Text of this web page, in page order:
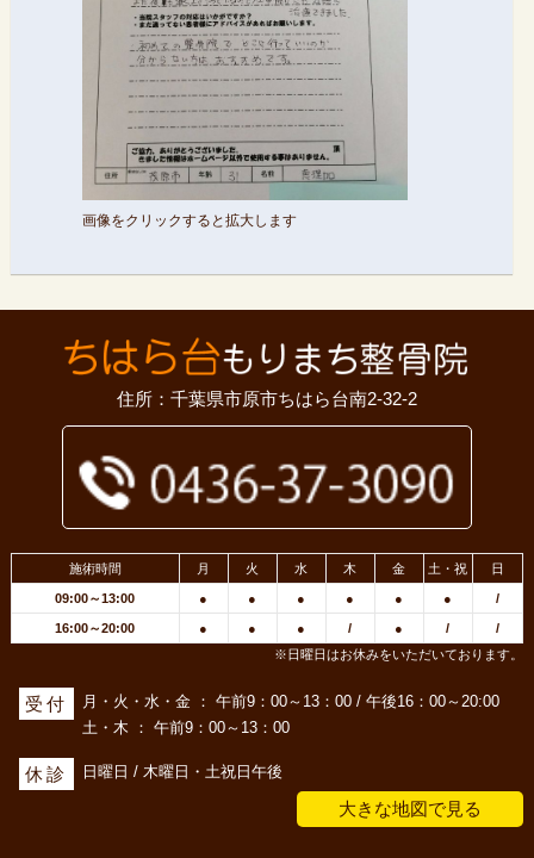
画像をクリックすると拡大します
住所：千葉県市原市ちはら台南2-32-2
施術時間 月 火 水 木 金 土・祝 日
09:00～13:00 ● ● ● ● ● ● /
16:00～20:00 ● ● ● / ● /
/
※日曜日はお休みをいただいております。
受付
月・火・水・金 ： 午前9：00～13：00 / 午後16：00～20:00
土・木 ： 午前9：00～13：00
休診 日曜日 / 木曜日・土祝日午後
大きな地図で見る